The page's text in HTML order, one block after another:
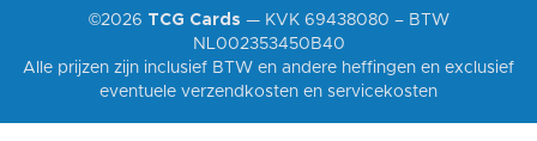
©2026 TCG Cards — KVK 69438080 – BTW
NL002353450B40
Alle prijzen zijn inclusief BTW en andere heffingen en exclusief
eventuele verzendkosten en servicekosten